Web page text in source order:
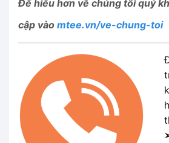
Để hiểu hơn về chúng tôiquý
cập vào mtee.vn/ve-chung-toi